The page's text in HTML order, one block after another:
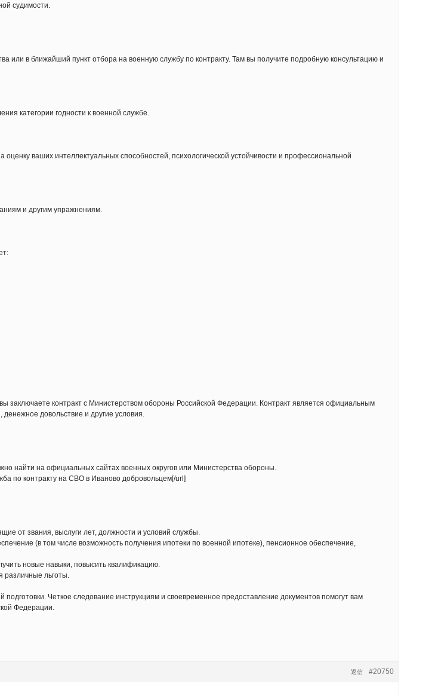
судимости.
или в ближайший пункт отбора на военную службу по контракту. Там вы получите подробную консультацию и
категории годности к военной службе.
ваших интеллектуальных способностей, психологической устойчивости и профессиональной
и другим упражнениям.
заключаете контракт с Министерством обороны Российской Федерации. Контракт является официальным
довольствие и другие условия.
найти на официальных сайтах военных округов или Министерства обороны.
по контракту на СВО в Иваново добровольцем[/url]
от звания, выслуги лет, должности и условий службы.
(в том числе возможность получения ипотеки по военной ипотеке), пенсионное обеспечение,
новые навыки, повысить квалификацию.
различные льготы.
Четкое следование инструкциям и своевременное предоставление документов помогут вам
Федерации.
#20750
返信